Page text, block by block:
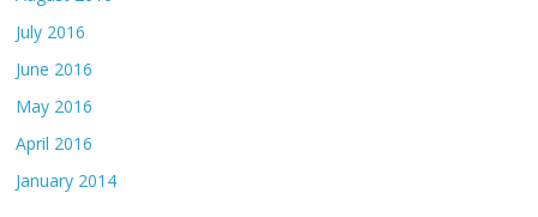
July 2016
June 2016
May 2016
April 2016
January 2014